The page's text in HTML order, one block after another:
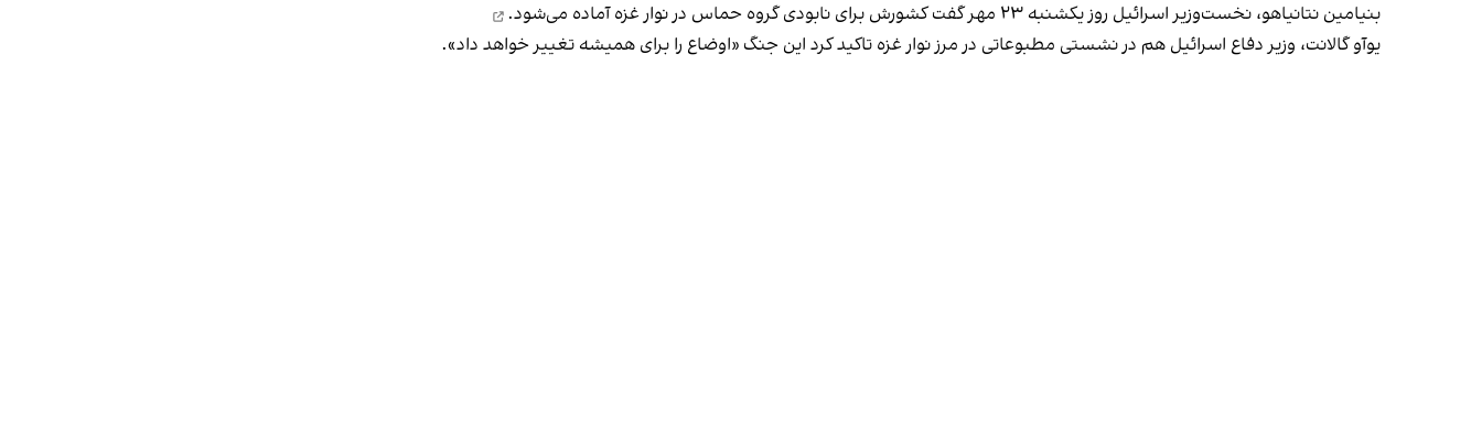
بنیامین نتانیاهو، نخست‌وزیر اسرائیل روز یکشنبه ۲۳ مهر گفت
کشورش برای نابودی گروه حماس در نوار غزه آماده می‌شود.
یوآو گالانت، وزیر دفاع اسرائیل هم در نشستی مطبوعاتی در مرز نوار غزه تاکید کرد این جنگ «اوضاع را برای همیشه تغییر خواهد داد».